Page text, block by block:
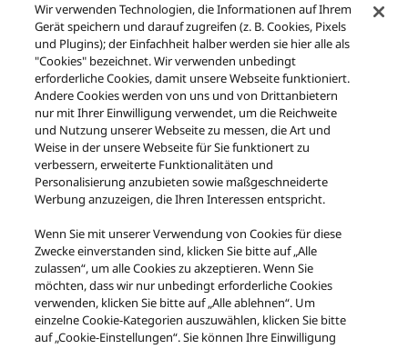
Wir verwenden Technologien, die Informationen auf Ihrem
Gerät speichern und darauf zugreifen (z. B. Cookies, Pixels
und Plugins); der Einfachheit halber werden sie hier alle als
"Cookies" bezeichnet. Wir verwenden unbedingt
erforderliche Cookies, damit unsere Webseite funktioniert.
Andere Cookies werden von uns und von Drittanbietern
nur mit Ihrer Einwilligung verwendet, um die Reichweite
und Nutzung unserer Webseite zu messen, die Art und
Weise in der unsere Webseite für Sie funktionert zu
verbessern, erweiterte Funktionalitäten und
Personalisierung anzubieten sowie maßgeschneiderte
Werbung anzuzeigen, die Ihren Interessen entspricht.
Wenn Sie mit unserer Verwendung von Cookies für diese
Zwecke einverstanden sind, klicken Sie bitte auf „Alle
zulassen“, um alle Cookies zu akzeptieren. Wenn Sie
möchten, dass wir nur unbedingt erforderliche Cookies
verwenden, klicken Sie bitte auf „Alle ablehnen“. Um
einzelne Cookie-Kategorien auszuwählen, klicken Sie bitte
auf „Cookie-Einstellungen“. Sie können Ihre Einwilligung